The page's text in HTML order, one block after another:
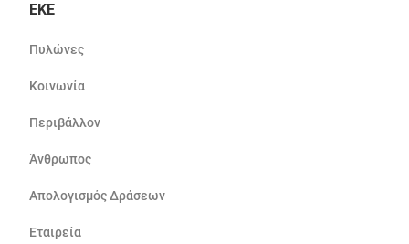
ΕΚΕ
Πυλώνες
Κοινωνία
Περιβάλλον
Άνθρωπος
Απολογισμός Δράσεων
Εταιρεία